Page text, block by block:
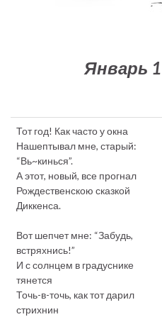
Январь
Тот год! Как часто у окна
Нашептывал мне, старый:
“Вь~кинься”.
А этот, новый, все прогнал
Рождественскою сказкой
Диккенса.
Вот шепчет мне: “Забудь,
встряхнись!”
И с солнцем в градуснике
тянется
Точь-в-точь, как тот дарил
стрихнин